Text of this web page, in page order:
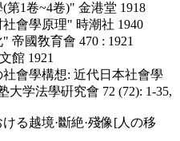
第1卷~4卷)" 金港堂 1918
會學原理" 時潮社 1940
帝國敎育會 470 : 1921
館 1921
會學構想: 近代日本社會學
学法學硏究會 72 (72): 1-35,
る越境·斷絶·殘像[人の移